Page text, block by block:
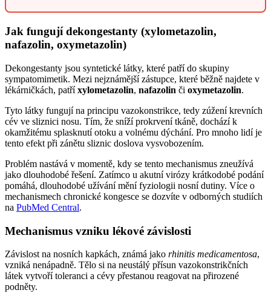
Jak fungují dekongestanty (xylometazolin,
nafazolin, oxymetazolin)
Dekongestanty jsou syntetické látky, které patří do skupiny
sympatomimetik. Mezi nejznámější zástupce, které běžně najdete v
lékárničkách, patříxylometazolin, nafazolin či oxymetazolin.
Tyto látky fungují na principu vazokonstrikce, tedy zúžení krevních
cév ve sliznici nosu. Tím, že sníží prokrvení tkáně, dochází k
okamžitému splasknutí otoku a volnému dýchání. Pro mnoho lidí je
tento efekt při zánětu sliznic doslova vysvobozením.
Problém nastává v momentě, kdy se tento mechanismus zneužívá
jako dlouhodobé řešení. Zatímco u akutní virózy krátkodobé podání
pomáhá, dlouhodobé užívání mění fyziologii nosní dutiny. Více o
mechanismech chronické kongesce se dozvíte v odborných studiích
na PubMed Central.
Mechanismus vzniku lékové závislosti
Závislost na nosních kapkách, známá jako rhinitis medicamentosa,
vzniká nenápadně. Tělo si na neustálý přísun vazokonstrikčních
látek vytvoří toleranci a cévy přestanou reagovat na přirozené
podněty.